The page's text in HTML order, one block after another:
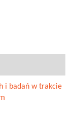
i badań w trakcie